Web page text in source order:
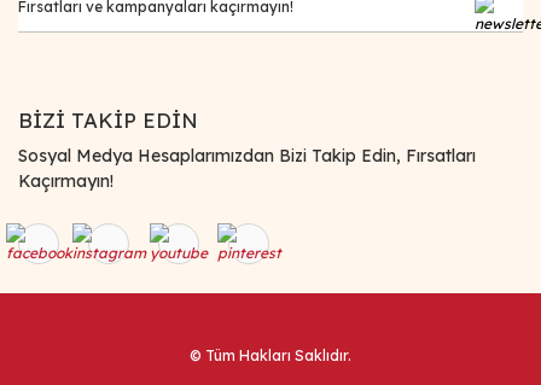
BİZİ TAKİP EDİN
Sosyal Medya Hesaplarımızdan Bizi Takip Edin, Fırsatları
Kaçırmayın!
© Tüm Hakları Saklıdır.